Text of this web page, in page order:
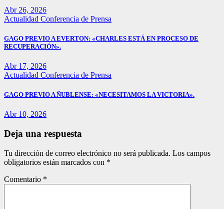
Abr 26, 2026
Actualidad Conferencia de Prensa
GAGO PREVIO A EVERTON: «CHARLES ESTÁ EN PROCESO DE
RECUPERACIÓN».
Abr 17, 2026
Actualidad Conferencia de Prensa
GAGO PREVIO A ÑUBLENSE: «NECESITAMOS LA VICTORIA».
Abr 10, 2026
Deja una respuesta
Tu dirección de correo electrónico no será publicada. Los campos
obligatorios están marcados con *
Comentario *